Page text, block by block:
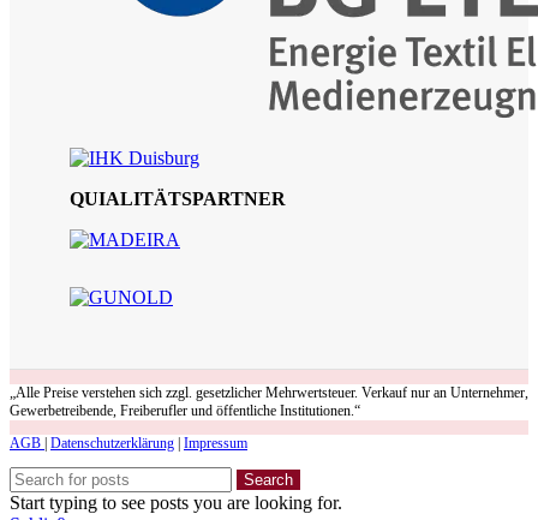
QUIALITÄTSPARTNER
„Alle Preise verstehen sich zzgl. gesetzlicher Mehrwertsteuer. Verkauf nur an Unternehmer,
Gewerbetreibende, Freiberufler und öffentliche Institutionen.“
AGB Datenschutzerklärung Impressum
Search
Start typing to see posts you are looking for.